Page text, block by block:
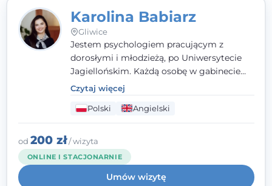
Karolina Babiarz
Gliwice
Jestem psychologiem pracującym z
dorosłymi i młodzieżą, po Uniwersytecie
Jagiellońskim. Każdą osobę w gabinecie
traktuję jak osobną historię, którą poznaję,
budując relację opartą na zaufaniu i
empatii. Przyjmuję w Poradni Teraply.pl w
Gliwicach oraz online, po polsku i po
angielsku.
Czytaj więcej
Polski Angielski
od 200 zł/ wizyta
ONLINE I STACJONARNIE
Umów wizytę